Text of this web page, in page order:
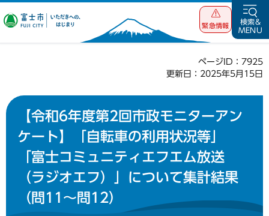
富士市 いただ
緊急情報
検索&
MENU
ページID：7925
更新日：2025年5月15日
【令和6年度第2回市政モニターアン
ケート】「自転車の利用状況等」
「富士コミュニティエフエム放送
（ラジオエフ）」について集計結果
（問11～問12）